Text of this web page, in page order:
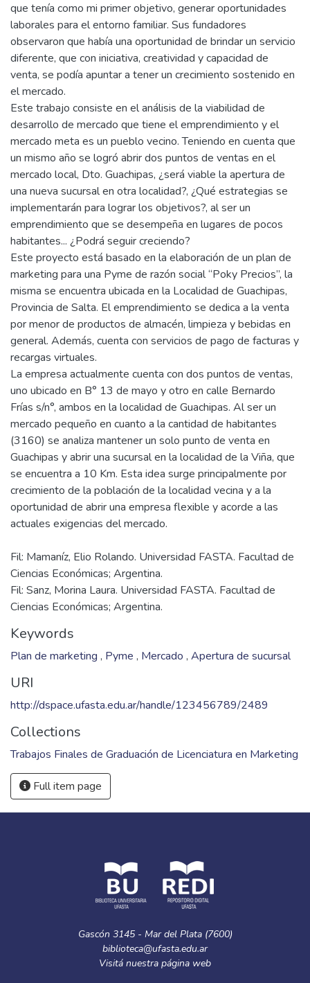
que tenía como mi primer objetivo, generar oportunidades
laborales para el entorno familiar. Sus fundadores
observaron que había una oportunidad de brindar un servicio
diferente, que con iniciativa, creatividad y capacidad de
venta, se podía apuntar a tener un crecimiento sostenido en
el mercado.
Este trabajo consiste en el análisis de la viabilidad de
desarrollo de mercado que tiene el emprendimiento y el
mercado meta es un pueblo vecino. Teniendo en cuenta que
un mismo año se logró abrir dos puntos de ventas en el
mercado local, Dto. Guachipas, ¿será viable la apertura de
una nueva sucursal en otra localidad?, ¿Qué estrategias se
implementarán para lograr los objetivos?, al ser un
emprendimiento que se desempeña en lugares de pocos
habitantes... ¿Podrá seguir creciendo?
Este proyecto está basado en la elaboración de un plan de
marketing para una Pyme de razón social “Poky Precios”, la
misma se encuentra ubicada en la Localidad de Guachipas,
Provincia de Salta. El emprendimiento se dedica a la venta
por menor de productos de almacén, limpieza y bebidas en
general. Además, cuenta con servicios de pago de facturas y
recargas virtuales.
La empresa actualmente cuenta con dos puntos de ventas,
uno ubicado en B° 13 de mayo y otro en calle Bernardo
Frías s/n°, ambos en la localidad de Guachipas. Al ser un
mercado pequeño en cuanto a la cantidad de habitantes
(3160) se analiza mantener un solo punto de venta en
Guachipas y abrir una sucursal en la localidad de la Viña, que
se encuentra a 10 Km. Esta idea surge principalmente por
crecimiento de la población de la localidad vecina y a la
oportunidad de abrir una empresa flexible y acorde a las
Fil: Mamaníz, Elio Rolando. Universidad FASTA. Facultad de
Ciencias Económicas; Argentina.
Fil: Sanz, Morina Laura. Universidad FASTA. Facultad de
Ciencias Económicas; Argentina.
Keywords
Plan de marketing , Pyme , Mercado , Apertura de sucursal
URI
http://dspace.ufasta.edu.ar/handle/123456789/2489
Collections
Trabajos Finales de Graduación de Licenciatura en Marketing
Full item page
Gascón 3145 - Mar del Plata (7600)
biblioteca@ufasta.edu.ar
Visitá nuestra página web